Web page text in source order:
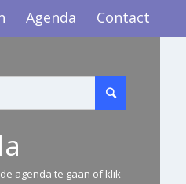
Agenda Contact
agenda te gaan of klik